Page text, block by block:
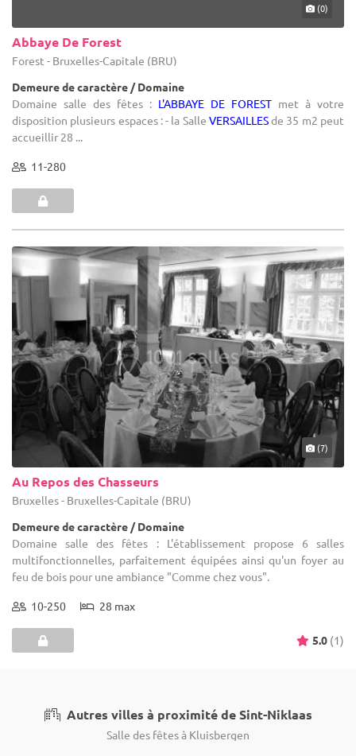
(0)
Abbaye De Forest
Forest - Bruxelles-Capitale (BRU)
Demeure de caractère / Domaine
Domaine salle des fêtes : L'ABBAYE DE FOREST met à votre
disposition plusieurs espaces : - la Salle VERSAILLESde 35 m2 peut
accueillir 28 ...
11-280
(7)
Au Repos des Chasseurs
Bruxelles - Bruxelles-Capitale (BRU)
Demeure de caractère / Domaine
Domaine salle des fêtes : L'établissement propose 6 salles
multifonctionnelles, parfaitement équipées ainsi qu'un foyer au
feu de bois pour une ambiance "Comme chez vous".
10-250 28 max
5.0 (1)
Autres villes à proximité de Sint-Niklaas
Salle des fêtes à Kluisbergen